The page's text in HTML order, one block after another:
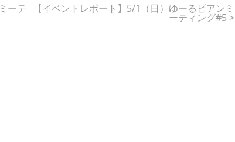
ーテ 【イベントレポート】5/1（日）ゆーるピアンミ
ーティング#5 >